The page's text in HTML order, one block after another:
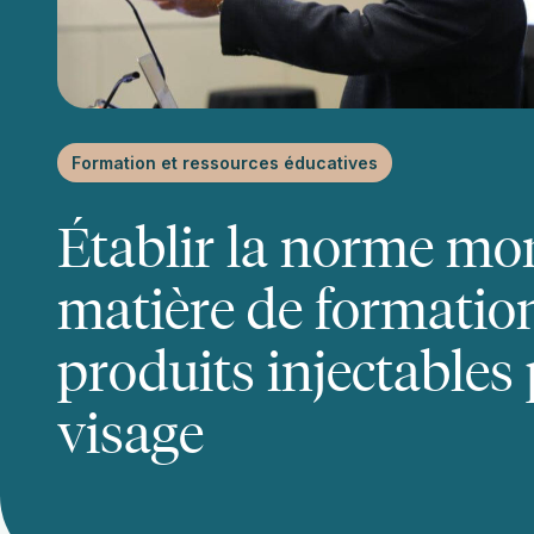
Formation et ressources éducatives
Établir la norme
matière de
produits injectables
visage